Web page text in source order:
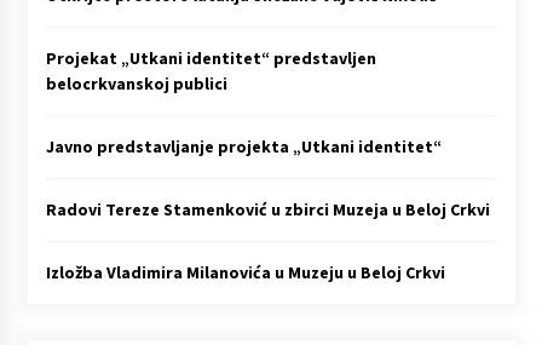
Projekat „Utkani identitet“ predstavljen
belocrkvanskoj publici
Javno predstavljanje projekta „Utkani identitet“
Radovi Tereze Stamenković u zbirci Muzeja u Beloj Crkvi
Izložba Vladimira Milanovića u Muzeju u Beloj Crkvi